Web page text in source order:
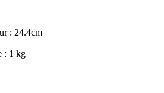
: 24.4cm
: 1 kg